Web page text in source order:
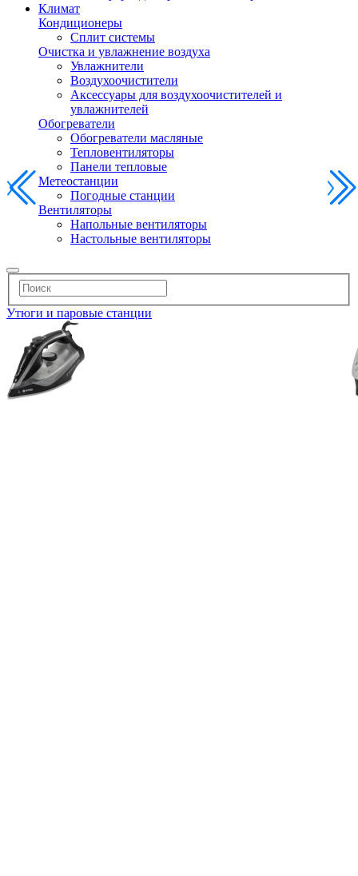
Климат
Кондиционеры
Сплит системы
Очистка и увлажнение воздуха
Увлажнители
Воздухоочистители
Аксессуары для воздухоочистителей и
увлажнителей
Обогреватели
Обогреватели масляные
Тепловентиляторы
Панели тепловые
Метеостанции
Погодные станции
Вентиляторы
Напольные вентиляторы
Настольные вентиляторы
Утюги и паровые станции